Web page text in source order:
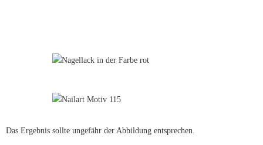
Das Ergebnis sollte ungefähr der Abbildung entsprechen.